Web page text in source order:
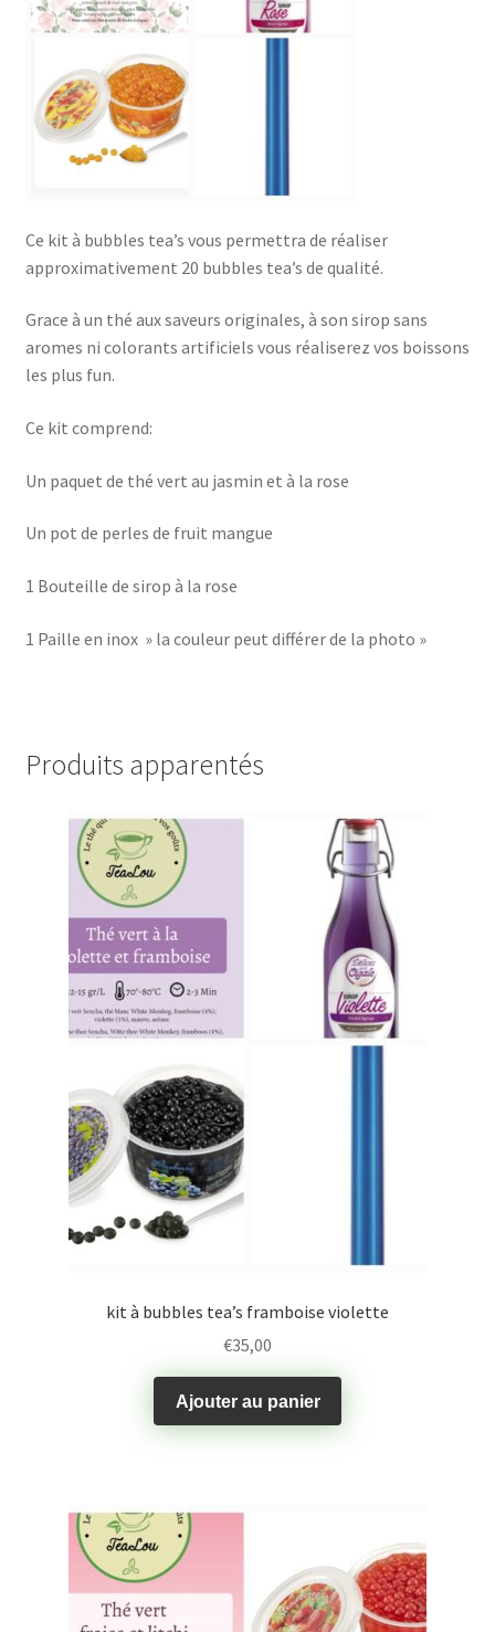
Ce kit à bubbles tea’s vous permettra de réaliser
approximativement 20 bubbles tea’s de qualité.
Grace à un thé aux saveurs originales, à son sirop sans
aromes ni colorants artificiels vous réaliserez vos boissons
les plus fun.
Ce kit comprend:
Un paquet de thé vert au jasmin et à la rose
Un pot de perles de fruit mangue
1 Bouteille de sirop à la rose
1 Paille en inox » la couleur peut différer de la photo »
Produits apparentés
kit à bubbles tea’s framboise violette
€35,00
Ajouter au panier